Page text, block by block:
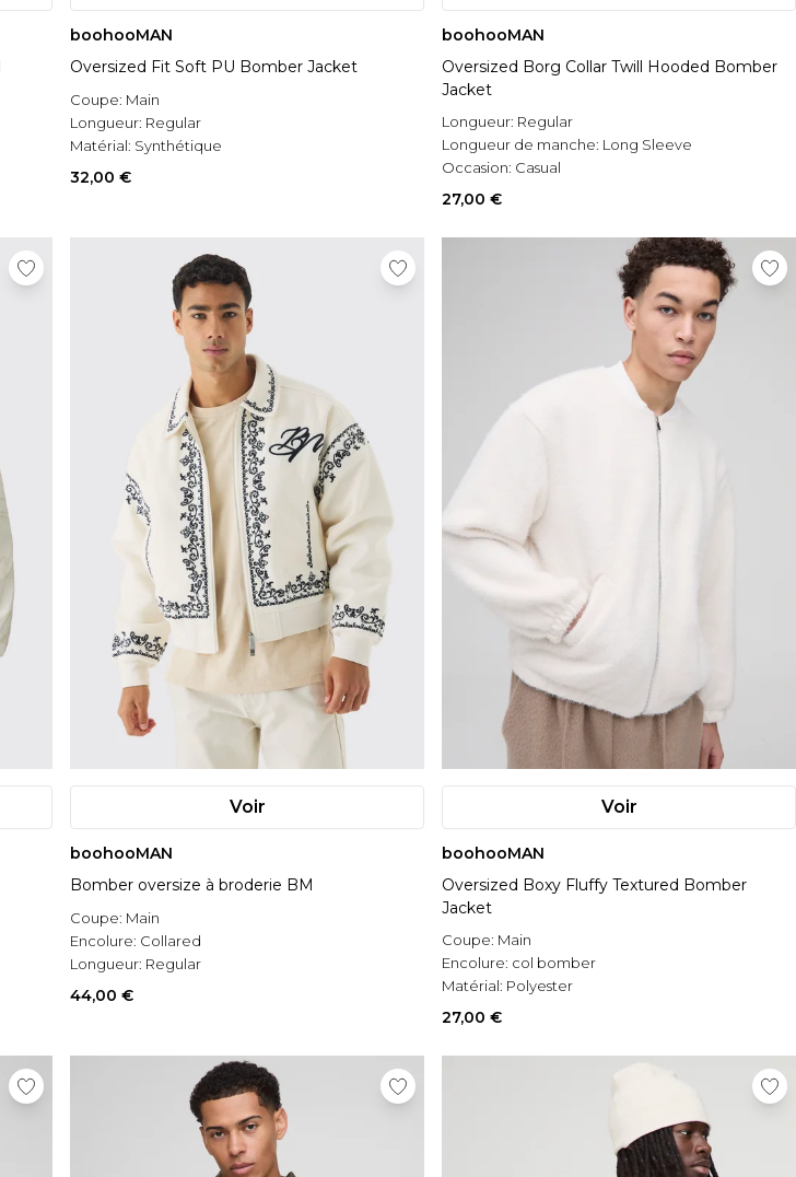
boohooMAN
Oversized Fit Soft PU Bomber Jacket
Coupe: Main
Longueur: Regular
Matérial: Synthétique
32,00 €
boohooMAN
Oversized Borg Collar Twill Hooded Bomber
Jacket
Longueur: Regular
Longueur de manche: Long Sleeve
Occasion: Casual
27,00 €
Voir
boohooMAN
Bomber oversize à broderie BM
Coupe: Main
Encolure: Collared
Longueur: Regular
44,00 €
Voir
boohooMAN
Oversized Boxy Fluffy Textured Bomber
Jacket
Coupe: Main
Encolure: col bomber
Matérial: Polyester
27,00 €